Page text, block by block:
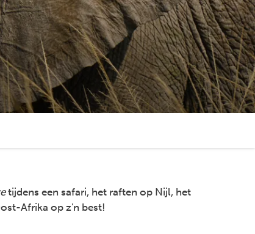
tijdens een safari, het raften op Nijl, het
Afrika op z'n best!